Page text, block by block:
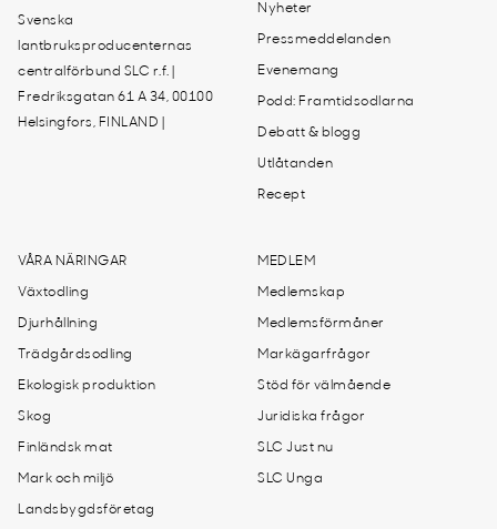
Svenska
lantbruksproducenternas
centralförbund SLC r.f. |
Fredriksgatan 61 A 34, 00100
Helsingfors, FINLAND |
Nyheter
Pressmeddelanden
Evenemang
Podd: Framtidsodlarna
Debatt & blogg
Utlåtanden
Recept
VÅRA NÄRINGAR
Växtodling
Djurhållning
Trädgårdsodling
Ekologisk produktion
Skog
Finländsk mat
Mark och miljö
Landsbygdsföretag
MEDLEM
Medlemskap
Medlemsförmåner
Markägarfrågor
Stöd för välmående
Juridiska frågor
SLC Just nu
SLC Unga